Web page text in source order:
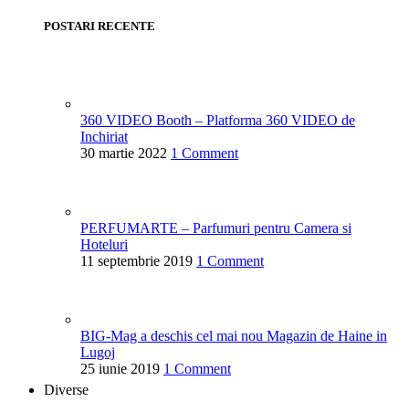
POSTARI RECENTE
360 VIDEO Booth – Platforma 360 VIDEO de
Inchiriat
30 martie 2022 1 Comment
PERFUMARTE – Parfumuri pentru Camera si
Hoteluri
11 septembrie 2019 1 Comment
BIG-Mag a deschis cel mai nou Magazin de Haine in
Lugoj
25 iunie 2019 1 Comment
Diverse